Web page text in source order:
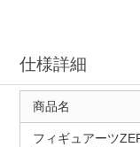
仕様詳細
商品名
フィギュアーツ